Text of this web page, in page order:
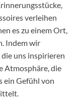
verleihen
es zu einem Ort,
Indem wir
uns inspirieren
Atmosphäre, die
ein Gefühl von